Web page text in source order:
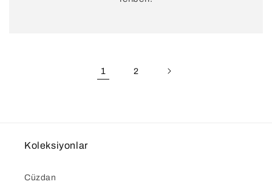
1 2
Koleksiyonlar
Cüzdan